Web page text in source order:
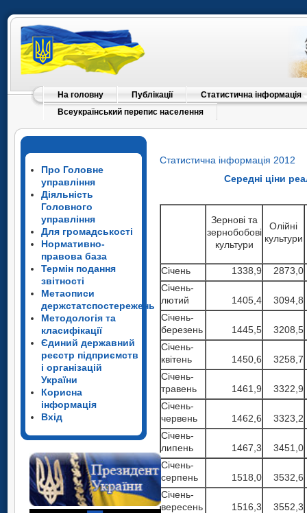
На головну Публікації
Статистична інформація
Всеукраїнський перепис населення
Про Головне
управління
Діяльність
Головного
управління
Для громадськості
Нормативно-
правова база
Термін подання
звітності
Метаописи
держстатспостережень
Методологія та
класифікації
Єдиний державний
реєстр підприємств
і організацій
України
Корисна
інформація
Вхід
Статистична інформація 2012
Середні ціни
Зернові та
зернобобові
культури
Олійні
культури
Січень 1338,9
2873,0
Січень-
лютий
1405,4
3094,8
Січень-
березень
1445,5
3208,5
Січень-
квітень
1450,6
3258,7
Січень-
травень
1461,9
3322,9
Січень-
червень
1462,6
3323,2
Січень-
липень
1467,3
3451,0
Січень-
серпень
1518,0
3532,6
Січень-
вересень
1516,3
3552,3